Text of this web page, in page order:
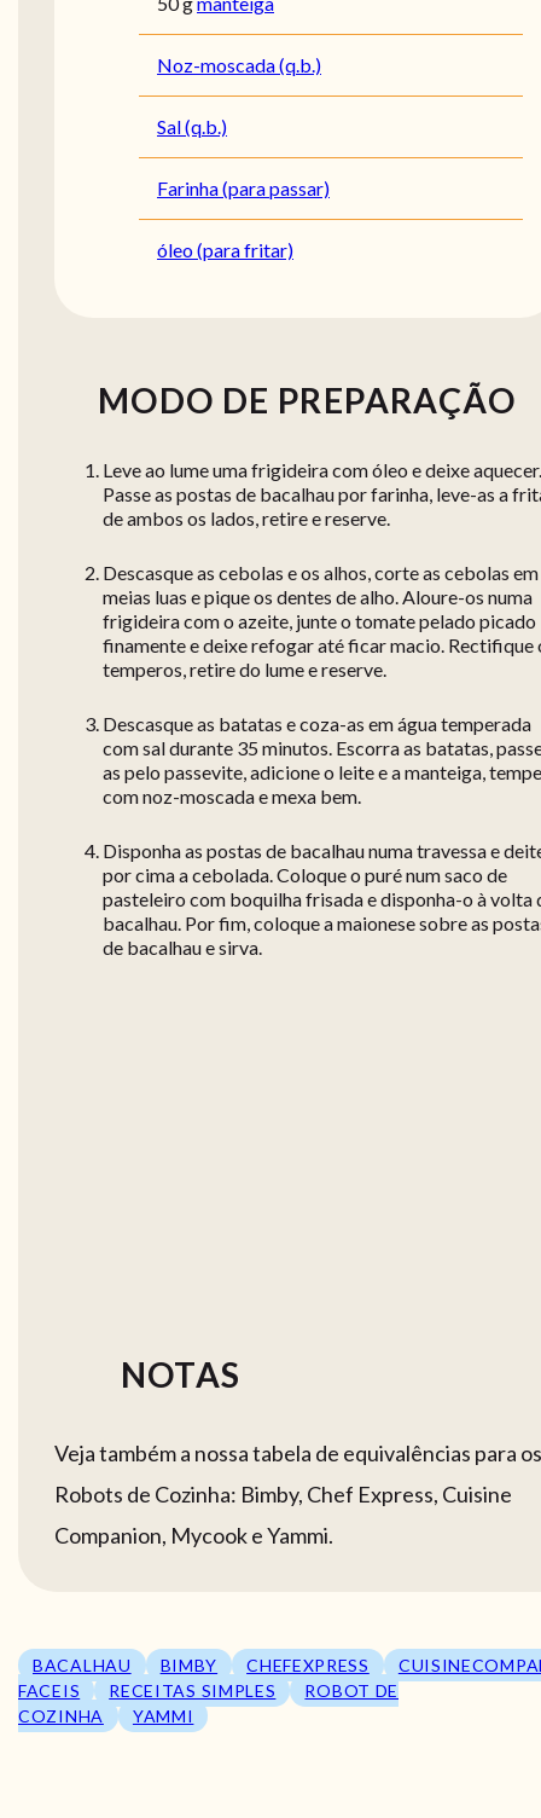
Noz-moscada (q.b.)
Sal (q.b.)
Farinha (para passar)
óleo (para fritar)
MODO DE PREPARAÇÃO
Leve ao lume uma frigideira com óleo e deixe aquecer.
Passe as postas de bacalhau por farinha, leve-as a
de ambos os lados, retire e reserve.
Descasque as cebolas e os alhos, corte as cebolas em
meias luas e pique os dentes de alho. Aloure-os numa
frigideira com o azeite, junte o tomate pelado picado
finamente e deixe refogar até ficar macio. Rectifique
temperos, retire do lume e reserve.
Descasque as batatas e coza-as em água temperada
com sal durante 35 minutos. Escorra as batatas,
as pelo passevite, adicione o leite e a manteiga,
com noz-moscada e mexa bem.
Disponha as postas de bacalhau numa travessa e
por cima a cebolada. Coloque o puré num saco de
pasteleiro com boquilha frisada e disponha-o à volta
bacalhau. Por fim, coloque a maionese sobre as
de bacalhau e sirva.
NOTAS
Veja também a nossa tabela de equivalências para os
Robots de Cozinha: Bimby, Chef Express, Cuisine
Companion, Mycook e Yammi.
BACALHAU BIMBY CHEFEXPRESS
FACEIS
RECEITAS SIMPLES
ROBOT DE
COZINHA
YAMMI